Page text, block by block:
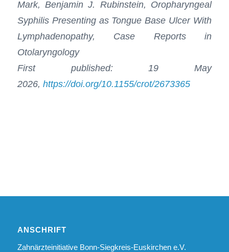
Mark, Benjamin J. Rubinstein, Oropharyngeal
Syphilis Presenting as Tongue Base Ulcer With
Lymphadenopathy, Case Reports in
Otolaryngology
First published: 19 May
2026, https://doi.org/10.1155/crot/2673365
ANSCHRIFT
Zahnärzteinitiative Bonn-Siegkreis-Euskirchen e.V.